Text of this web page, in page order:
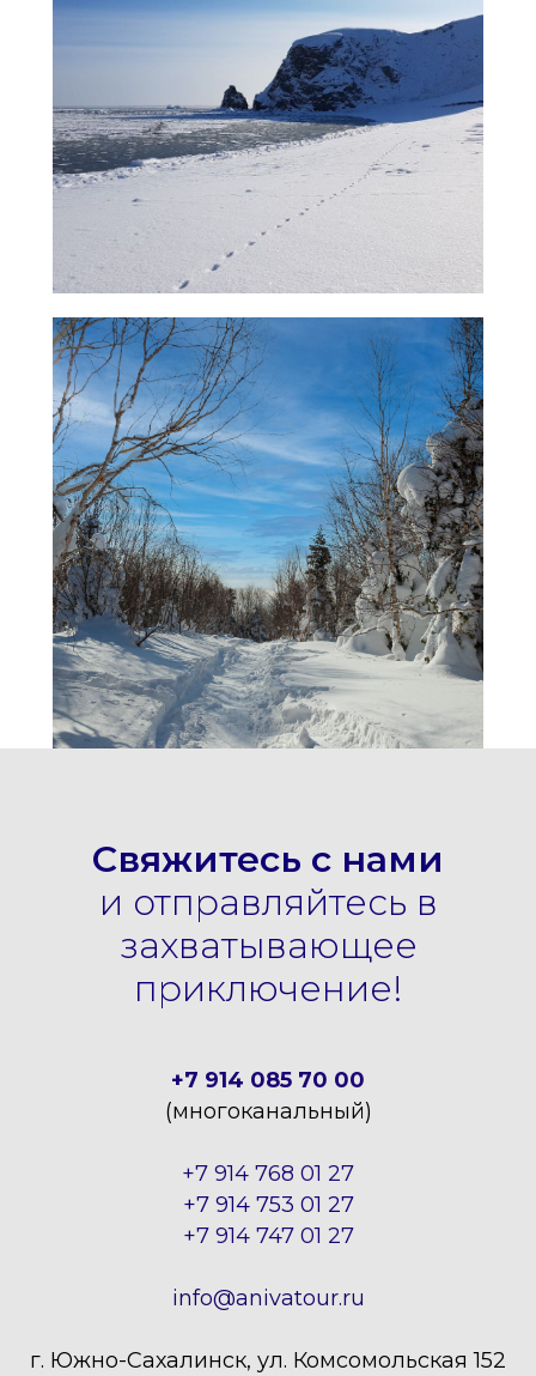
Свяжитесь с нами
и отправляйтесь в
захватывающее
приключение!
+7 914 085 70 00
(многоканальный)
+7 914 768 01 27
+7 914 753 01 27
+7 914 747 01 27
info@anivatour.ru
г. Южно-Сахалинск, ул. Комсомольская 152